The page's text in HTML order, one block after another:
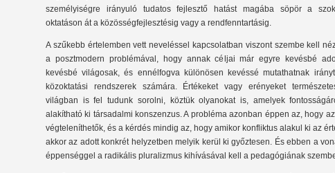
személyiségre irányuló tudatos fejlesztő hatást magába söpör a
oktatáson át a közösségfejlesztésig vagy a rendfenntartásig.
A szűkebb értelemben vett neveléssel kapcsolatban viszont szembe kell
a posztmodern problémával, hogy annak céljai már egyre kevésbé
kevésbé világosak, és ennélfogva különösen kevéssé mutathatnak
közoktatási rendszerek számára. Értékeket vagy erényeket
világban is fel tudunk sorolni, köztük olyanokat is, amelyek
alakítható ki társadalmi konszenzus. A probléma azonban éppen az, hogy
végteleníthetők, és a kérdés mindig az, hogy amikor konfliktus alakul ki az
akkor az adott konkrét helyzetben melyik kerül ki győztesen. És ebben a
éppenséggel a radikális pluralizmus kihívásával kell a pedagógiának